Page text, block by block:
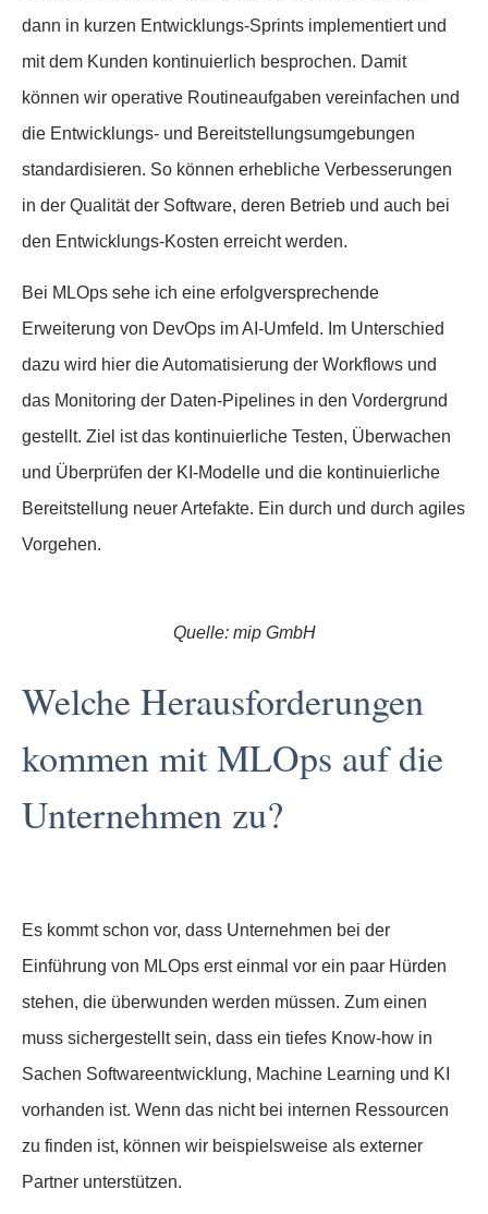
dann in kurzen Entwicklungs-Sprints implementiert und
mit dem Kunden kontinuierlich besprochen. Damit
können wir operative Routineaufgaben vereinfachen und
die Entwicklungs- und Bereitstellungsumgebungen
standardisieren. So können erhebliche Verbesserungen
in der Qualität der Software, deren Betrieb und auch bei
den Entwicklungs-Kosten erreicht werden.
Bei MLOps sehe ich eine erfolgversprechende
Erweiterung von DevOps im AI-Umfeld. Im Unterschied
dazu wird hier die Automatisierung der Workflows und
das Monitoring der Daten-Pipelines in den Vordergrund
gestellt. Ziel ist das kontinuierliche Testen, Überwachen
und Überprüfen der KI-Modelle und die kontinuierliche
Bereitstellung neuer Artefakte. Ein durch und durch agiles
Vorgehen.
Quelle: mip GmbH
Welche Herausforderungen
kommen mit MLOps auf die
Unternehmen zu?
Es kommt schon vor, dass Unternehmen bei der
Einführung von MLOps erst einmal vor ein paar Hürden
stehen, die überwunden werden müssen. Zum einen
muss sichergestellt sein, dass ein tiefes Know-how in
Sachen Softwareentwicklung, Machine Learning und KI
vorhanden ist. Wenn das nicht bei internen Ressourcen
zu finden ist, können wir beispielsweise als externer
Partner unterstützen.